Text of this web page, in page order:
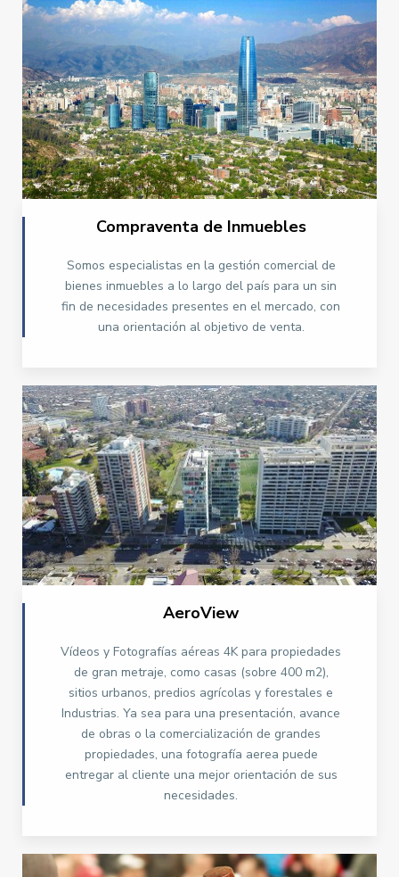
Compraventa ​de Inmuebles
Somos especialistas en la gestión comercial de
bienes inmuebles a lo largo del país para un sin
fin de necesidades presentes en el mercado, con
una orientación al objetivo de venta.
AeroView
Vídeos y Fotografías aéreas 4K para propiedades
de gran metraje, como casas (sobre 400 m2),
sitios urbanos, predios agrícolas y forestales e
Industrias. Ya sea para una presentación, avance
de obras o la comercialización de grandes
propiedades, una fotografía aerea puede
entregar al cliente una mejor orientación de sus
necesidades.